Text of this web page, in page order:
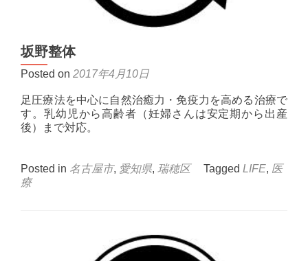
坂野整体
Posted on 2017年4月10日
足圧療法を中心に自然治癒力・免疫力を高める治療で
す。乳幼児から高齢者（妊婦さんは安定期から出産
後）まで対応。
Posted in 名古屋市, 愛知県, 瑞穂区 Tagged LIFE, 医
療